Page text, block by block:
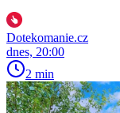
Dotekomanie.cz
dnes, 20:00
2 min